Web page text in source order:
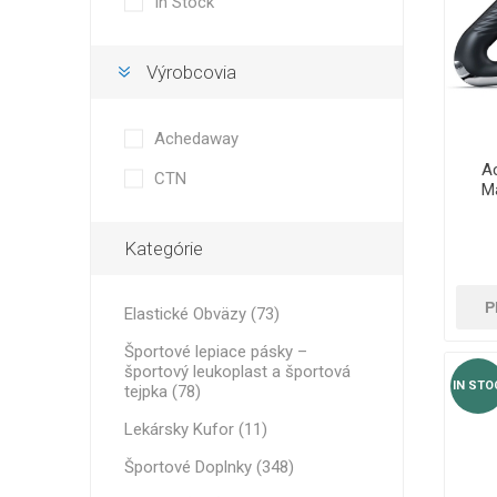
MINI
Iné pásky
Lekársky Kufor
Výbava
Cryopush
Bránky, siete a príslušenstvo
IN
Výrobcovia
Achedaway
CTN
Kategórie
Elastické Obväzy (73)
Športové lepiace pásky –
športový leukoplast a športová
tejpka (78)
Lekársky Kufor (11)
Športové Doplnky (348)